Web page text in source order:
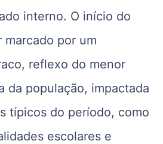
interno. O início do
marcado por um
reflexo do menor
da população, impactada
típicos do período, como
escolares e